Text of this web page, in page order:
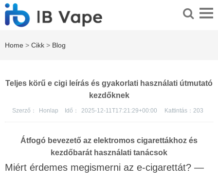
Home > Cikk > Blog
Teljes körű e cigi leírás és gyakorlati használati útmutató
kezdőknek
Szerző： Honlap Idő： 2025-12-11T17:21:29+00:00 Kattintás： 203
Átfogó bevezető az elektromos cigarettákhoz és
kezdőbarát használati tanácsok
Miért érdemes megismerni az e-cigarettát? —